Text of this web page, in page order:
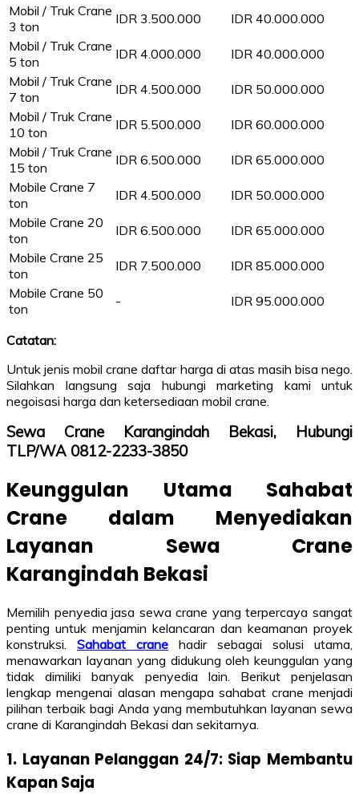
Mobil / Truk Crane
3 ton
IDR 3.500.000
IDR 40.000.000
Mobil / Truk Crane
5 ton
IDR 4.000.000
IDR 40.000.000
Mobil / Truk Crane
7 ton
IDR 4.500.000
IDR 50.000.000
Mobil / Truk Crane
10 ton
IDR 5.500.000
IDR 60.000.000
Mobil / Truk Crane
15 ton
IDR 6.500.000
IDR 65.000.000
Mobile Crane 7
ton
IDR 4.500.000
IDR 50.000.000
Mobile Crane 20
ton
IDR 6.500.000
IDR 65.000.000
Mobile Crane 25
ton
IDR 7.500.000
IDR 85.000.000
Mobile Crane 50
ton
- IDR 95.000.000
Catatan:
Untuk jenis mobil crane daftar harga di atas masih bisa nego.
Silahkan langsung saja hubungi marketing kami untuk
negoisasi harga dan ketersediaan mobil crane.
Sewa Crane Karangindah Bekasi, Hubungi
TLP/WA 0812-2233-3850
Keunggulan Utama Sahabat
Crane dalam Menyediakan
Layanan Sewa Crane
Karangindah Bekasi
Memilih penyedia jasa sewa crane yang terpercaya sangat
penting untuk menjamin kelancaran dan keamanan proyek
konstruksi. Sahabat crane hadir sebagai solusi utama,
menawarkan layanan yang didukung oleh keunggulan yang
tidak dimiliki banyak penyedia lain. Berikut penjelasan
lengkap mengenai alasan mengapa sahabat crane menjadi
pilihan terbaik bagi Anda yang membutuhkan layanan sewa
crane di Karangindah Bekasi dan sekitarnya.
1. Layanan Pelanggan 24/7: Siap Membantu
Kapan Saja